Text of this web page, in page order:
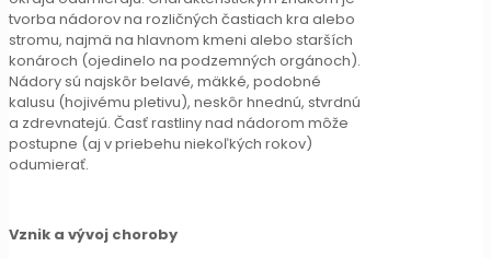
tvorba nádorov na rozličných častiach kra alebo
stromu, najmä na hlavnom kmeni alebo starších
konároch (ojedinelo na podzemných orgánoch).
Nádory sú najskôr belavé, mäkké, podobné
kalusu (hojivému pletivu), neskôr hnednú, stvrdnú
a zdrevnatejú. Časť rastliny nad nádorom môže
postupne (aj v priebehu niekoľkých rokov)
odumierať.
Vznik a vývoj choroby